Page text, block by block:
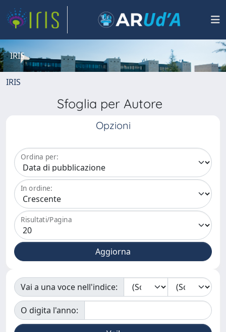
IRIS
IRIS
Sfoglia per Autore
Opzioni
Ordina per:
In ordine:
Risultati/Pagina
Vai a una voce nell'indice:
O digita l'anno: